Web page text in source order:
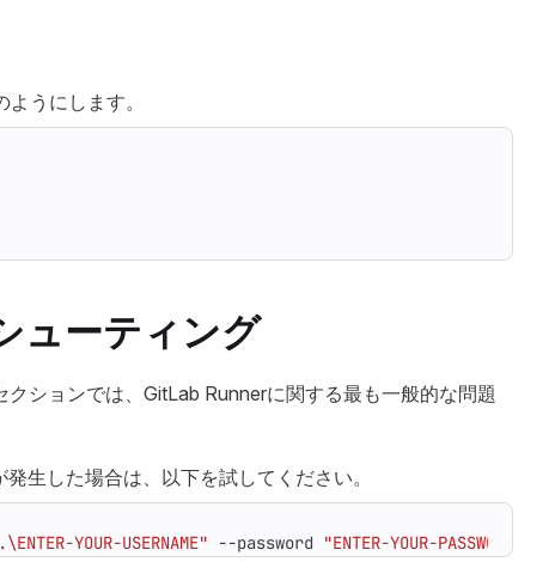
ようにします。
ューティング
ションでは、GitLab Runnerに関する最も一般的な問題
生した場合は、以下を試してください。
YOUR-USERNAME" --password "ENTER-YOUR-PASSWORD"